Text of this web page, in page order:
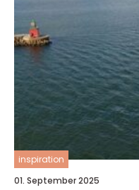
inspiration
01. September 2025